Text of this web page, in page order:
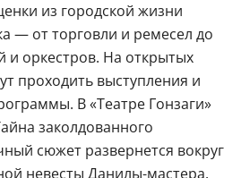
из городской жизни
— от торговли и ремесел до
и оркестров. На открытых
проходить выступления и
В «Театре Гонзаги»
заколдованного
сюжет развернется вокруг
невесты Данилы-мастера.